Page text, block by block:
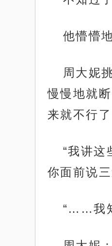
他懵懵
周大妮
慢慢地就
来就不行
“我讲这
你面前说
“……我